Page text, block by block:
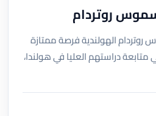
روتردام
الهولندية فرصة ممتازة
متابعة دراستهم العليا في هولندا،